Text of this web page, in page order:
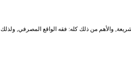
والأهم من ذلك كله: فقه الواقع المصرفي, ولذلك